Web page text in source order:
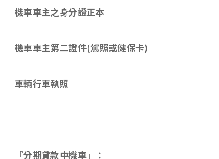
機車車主之身分證正本
機車車主第二證件(駕照或健保卡)
車輛行車執照
『分期貸款中機車』：